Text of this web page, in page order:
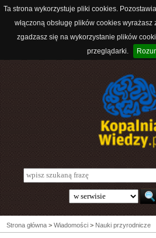
Ta strona wykorzystuje pliki cookies.
włączoną obsługę plików cookies
zgadzasz się na wykorzystanie plików
przeglądarki.
Strona główna > Wiadomości > Nauki przyrodnicze